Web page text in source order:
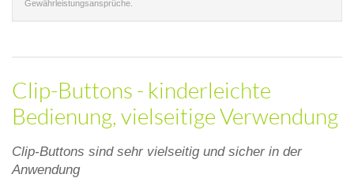
Gewährleistungsansprüche.
Clip-Buttons - kinderleichte
Bedienung, vielseitige Verwendung
Clip-Buttons sind sehr vielseitig und sicher in der
Anwendung